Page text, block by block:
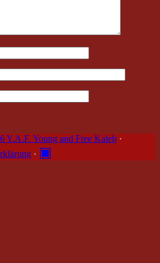
Y.A.F. Young and Free Kaleb ·
· ▣